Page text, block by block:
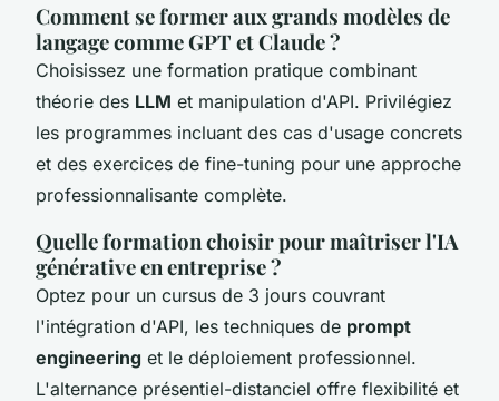
Comment se former aux grands modèles de
langage comme GPT et Claude ?
Choisissez une formation pratique combinant
théorie des LLM et manipulation d'API. Privilégiez
les programmes incluant des cas d'usage concrets
et des exercices de fine-tuning pour une approche
professionnalisante complète.
Quelle formation choisir pour maîtriser l'IA
générative en entreprise ?
Optez pour un cursus de 3 jours couvrant
l'intégration d'API, les techniques de prompt
engineering et le déploiement professionnel.
L'alternance présentiel-distanciel offre flexibilité et